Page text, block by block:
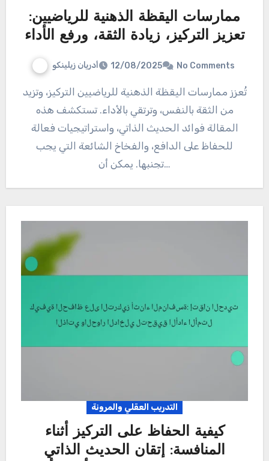
ممارسات اليقظة الذهنية للرياضيين:
تعزيز التركيز، زيادة الثقة، ورفع الأداء
أدريان زيلينكو 12/08/2025 No Comments
تُعزز ممارسات اليقظة الذهنية للرياضيين التركيز، وتزيد
من الثقة بالنفس، وترتقي بالأداء. تستكشف هذه
المقالة فوائد الحديث الذاتي، واستراتيجيات فعالة
للحفاظ على الدافع، والفخاخ الشائعة التي يجب
تجنبها. يمكن أن…
التدريب العقلي والمرونة
كيفية الحفاظ على التركيز أثناء
المنافسة: إتقان الحديث الذاتي